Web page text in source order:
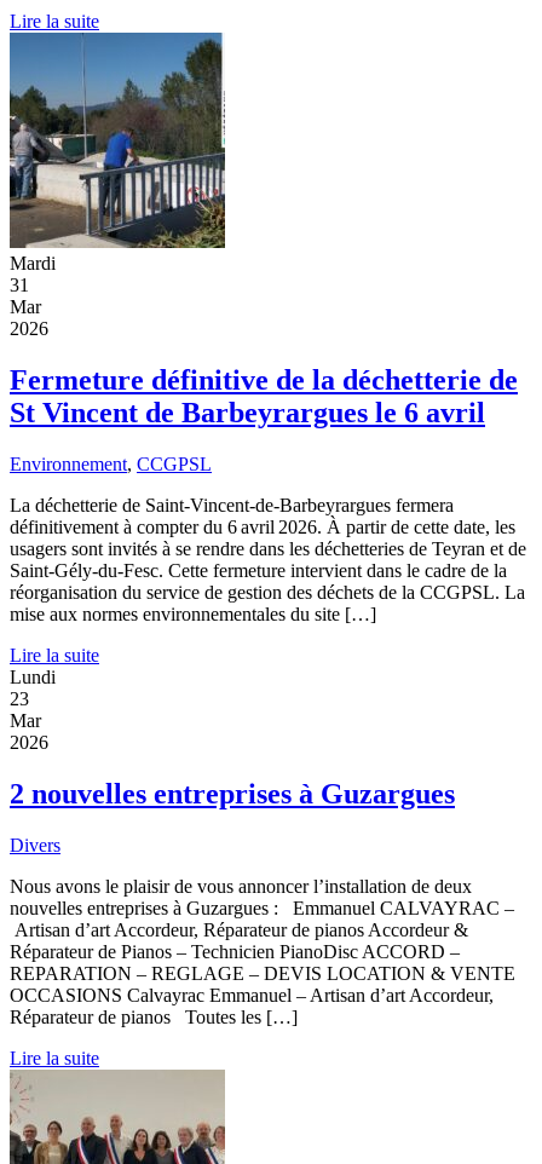
Lire la suite
Mardi
31
Mar
2026
Fermeture définitive de la déchetterie de
St Vincent de Barbeyrargues le 6 avril
Environnement, CCGPSL
La déchetterie de Saint-Vincent-de-Barbeyrargues fermera
définitivement à compter du 6 avril 2026. À partir de cette date, les
usagers sont invités à se rendre dans les déchetteries de Teyran et de
Saint-Gély-du-Fesc. Cette fermeture intervient dans le cadre de la
réorganisation du service de gestion des déchets de la CCGPSL. La
mise aux normes environnementales du site […]
Lire la suite
Lundi
23
Mar
2026
2 nouvelles entreprises à Guzargues
Divers
Nous avons le plaisir de vous annoncer l’installation de deux
nouvelles entreprises à Guzargues : Emmanuel CALVAYRAC –
Artisan d’art Accordeur, Réparateur de pianos Accordeur &
Réparateur de Pianos – Technicien PianoDisc ACCORD –
REPARATION – REGLAGE – DEVIS LOCATION & VENTE
OCCASIONS Calvayrac Emmanuel – Artisan d’art Accordeur,
Réparateur de pianos Toutes les […]
Lire la suite